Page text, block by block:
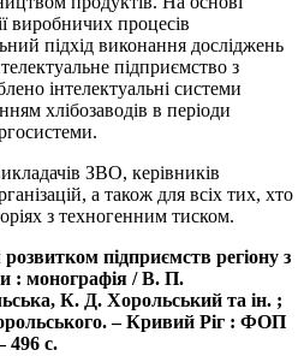
виробничих процесів
підхід виконання досліджень
підприємство з
інтелектуальні системи
хлібозаводів в періоди
ЗВО, керівників
а також для всіх тих, хто
з техногенним тиском.
підприємств регіону з
: монографія / В. П.
К. Д. Хорольський та ін. ;
– Кривий Ріг : ФОП
496 с.